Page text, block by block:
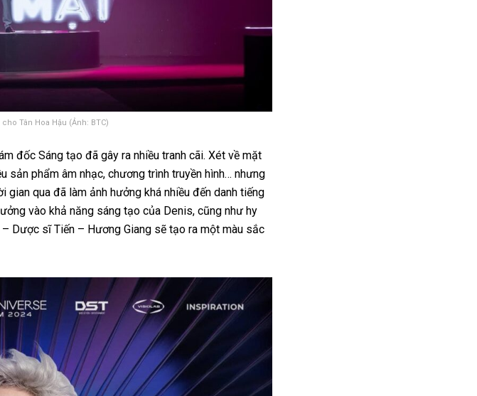
Tân Hoa Hậu (Ảnh: BTC)
đốc Sáng tạo đã gây ra nhiều tranh cãi. Xét về mặt
sản phẩm âm nhạc, chương trình truyền hình… nhưng
qua đã làm ảnh hưởng khá nhiều đến danh tiếng
vào khả năng sáng tạo của Denis, cũng như hy
Dược sĩ Tiến – Hương Giang sẽ tạo ra một màu sắc